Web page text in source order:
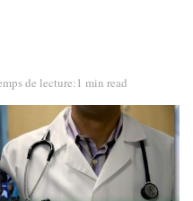
de lecture:1 min read